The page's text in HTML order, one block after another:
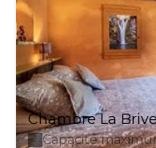
Chambre La
Capacité